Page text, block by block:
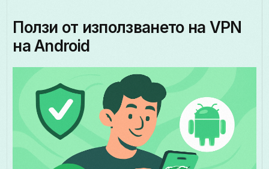
Ползи от използването на VPN
на Android